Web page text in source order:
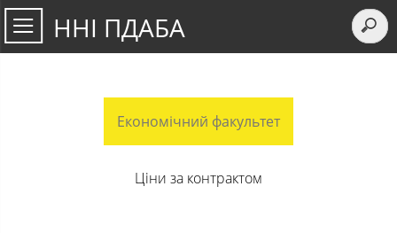
ННІ ПДАБА
Економічний факультет
Ціни за контрактом